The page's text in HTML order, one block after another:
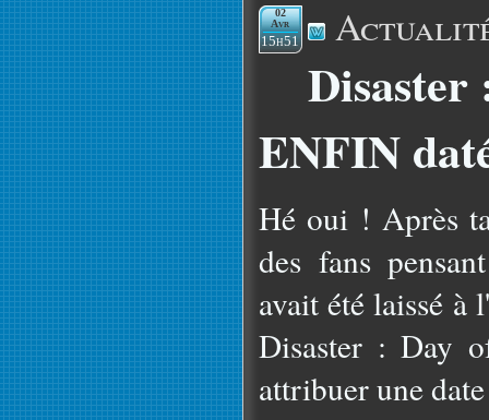
02
Avr
15h51
Disaster
ENFIN
Hé oui ! Après
des fans
avait été laissé à
Disaster : Day
attribuer une